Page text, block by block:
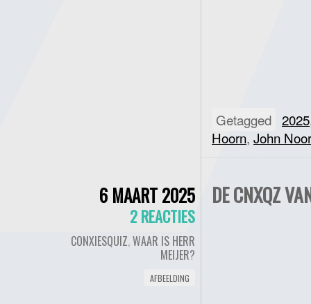
Getagged 2025
Hoorn, John
6 MAART 2025
2 REACTIES
CONXIESQUIZ,WAAR IS HERR
MEIJER?
AFBEELDING
DE CNXQZ